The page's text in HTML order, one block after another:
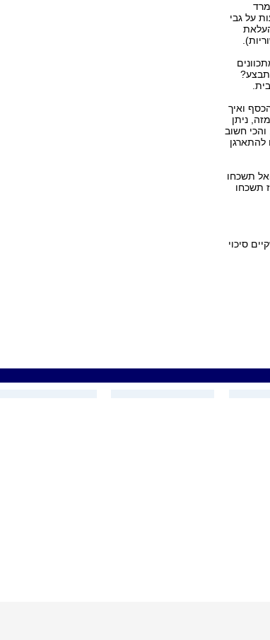
על גבי
יתבצע?
ואיך
ניתן
חשוב
להתארגן
תשכחו
תשכחו
סיכוי